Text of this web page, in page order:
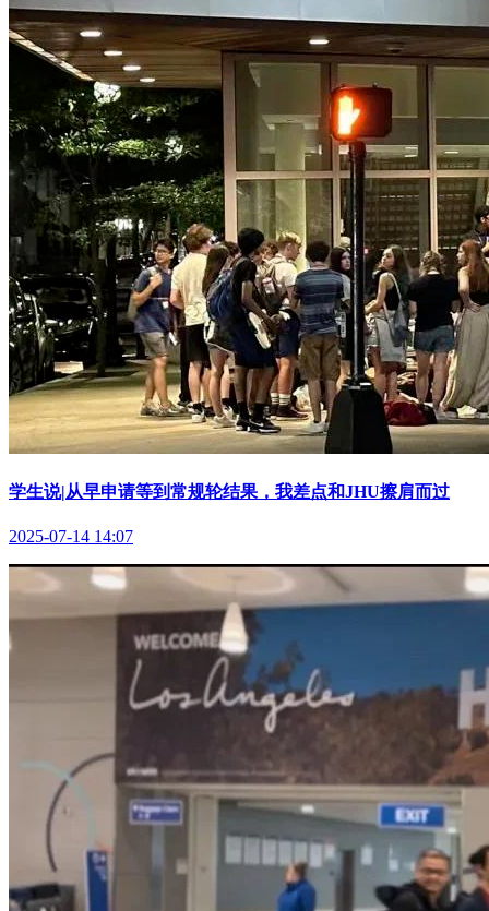
学生说|从早申请等到常规轮结果，我差点和JHU擦肩而过
2025-07-14 14:07